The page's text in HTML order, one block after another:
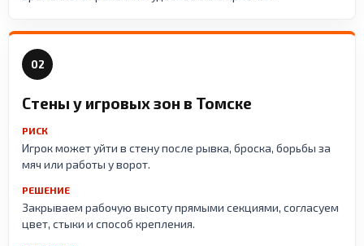
02
Стены у игровых зон в Томске
РИСК
Игрок может уйти в стену после рывка, броска, борьбы за
мяч или работы у ворот.
РЕШЕНИЕ
Закрываем рабочую высоту прямыми секциями, согласуем
цвет, стыки и способ крепления.